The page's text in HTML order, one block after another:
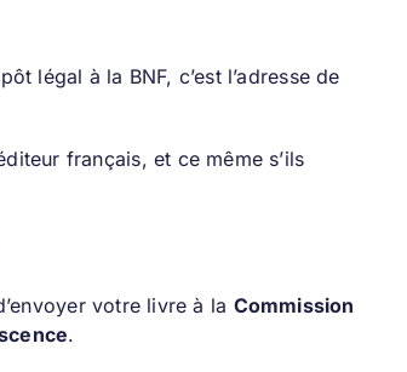
légal à la BNF, c’est l’adresse de
français, et ce même s’ils
votre livre à la Commission
.